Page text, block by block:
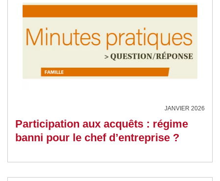
JANVIER 2026
Participation aux acquêts : régime
banni pour le chef d’entreprise ?